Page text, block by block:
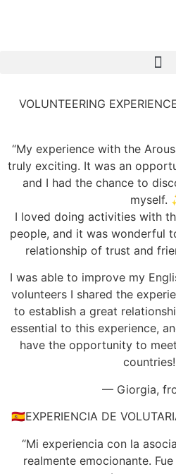
VOLUNTEERING
“My experience with the
truly exciting. It was an
and I had the chance to
myself.
I loved doing activities with
people, and it was wonderful
relationship of trust and
I was able to improve my
volunteers I shared the
to establish a great
essential to this experience,
have the opportunity to
— Giorgia,
🇪🇸EXPERIENCIA DE
“Mi experiencia con la
realmente emocionante.